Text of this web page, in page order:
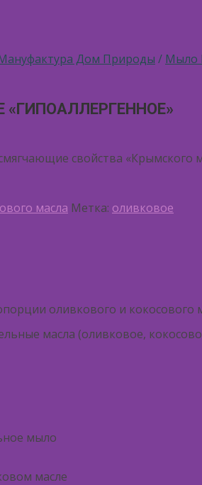
Дом Природы / Мыло
свойства «Крымского
масла Метка: оливковое
оливкового и кокосового
масла (оливковое,
мыло
масле